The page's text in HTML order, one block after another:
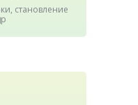
становление